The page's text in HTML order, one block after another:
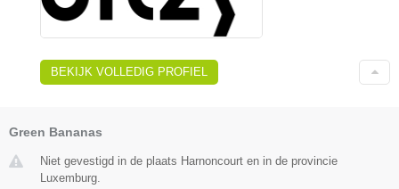
BEKIJK VOLLEDIG PROFIEL
Green Bananas
Niet gevestigd in de plaats Harnoncourt en in de provincie
Luxemburg.